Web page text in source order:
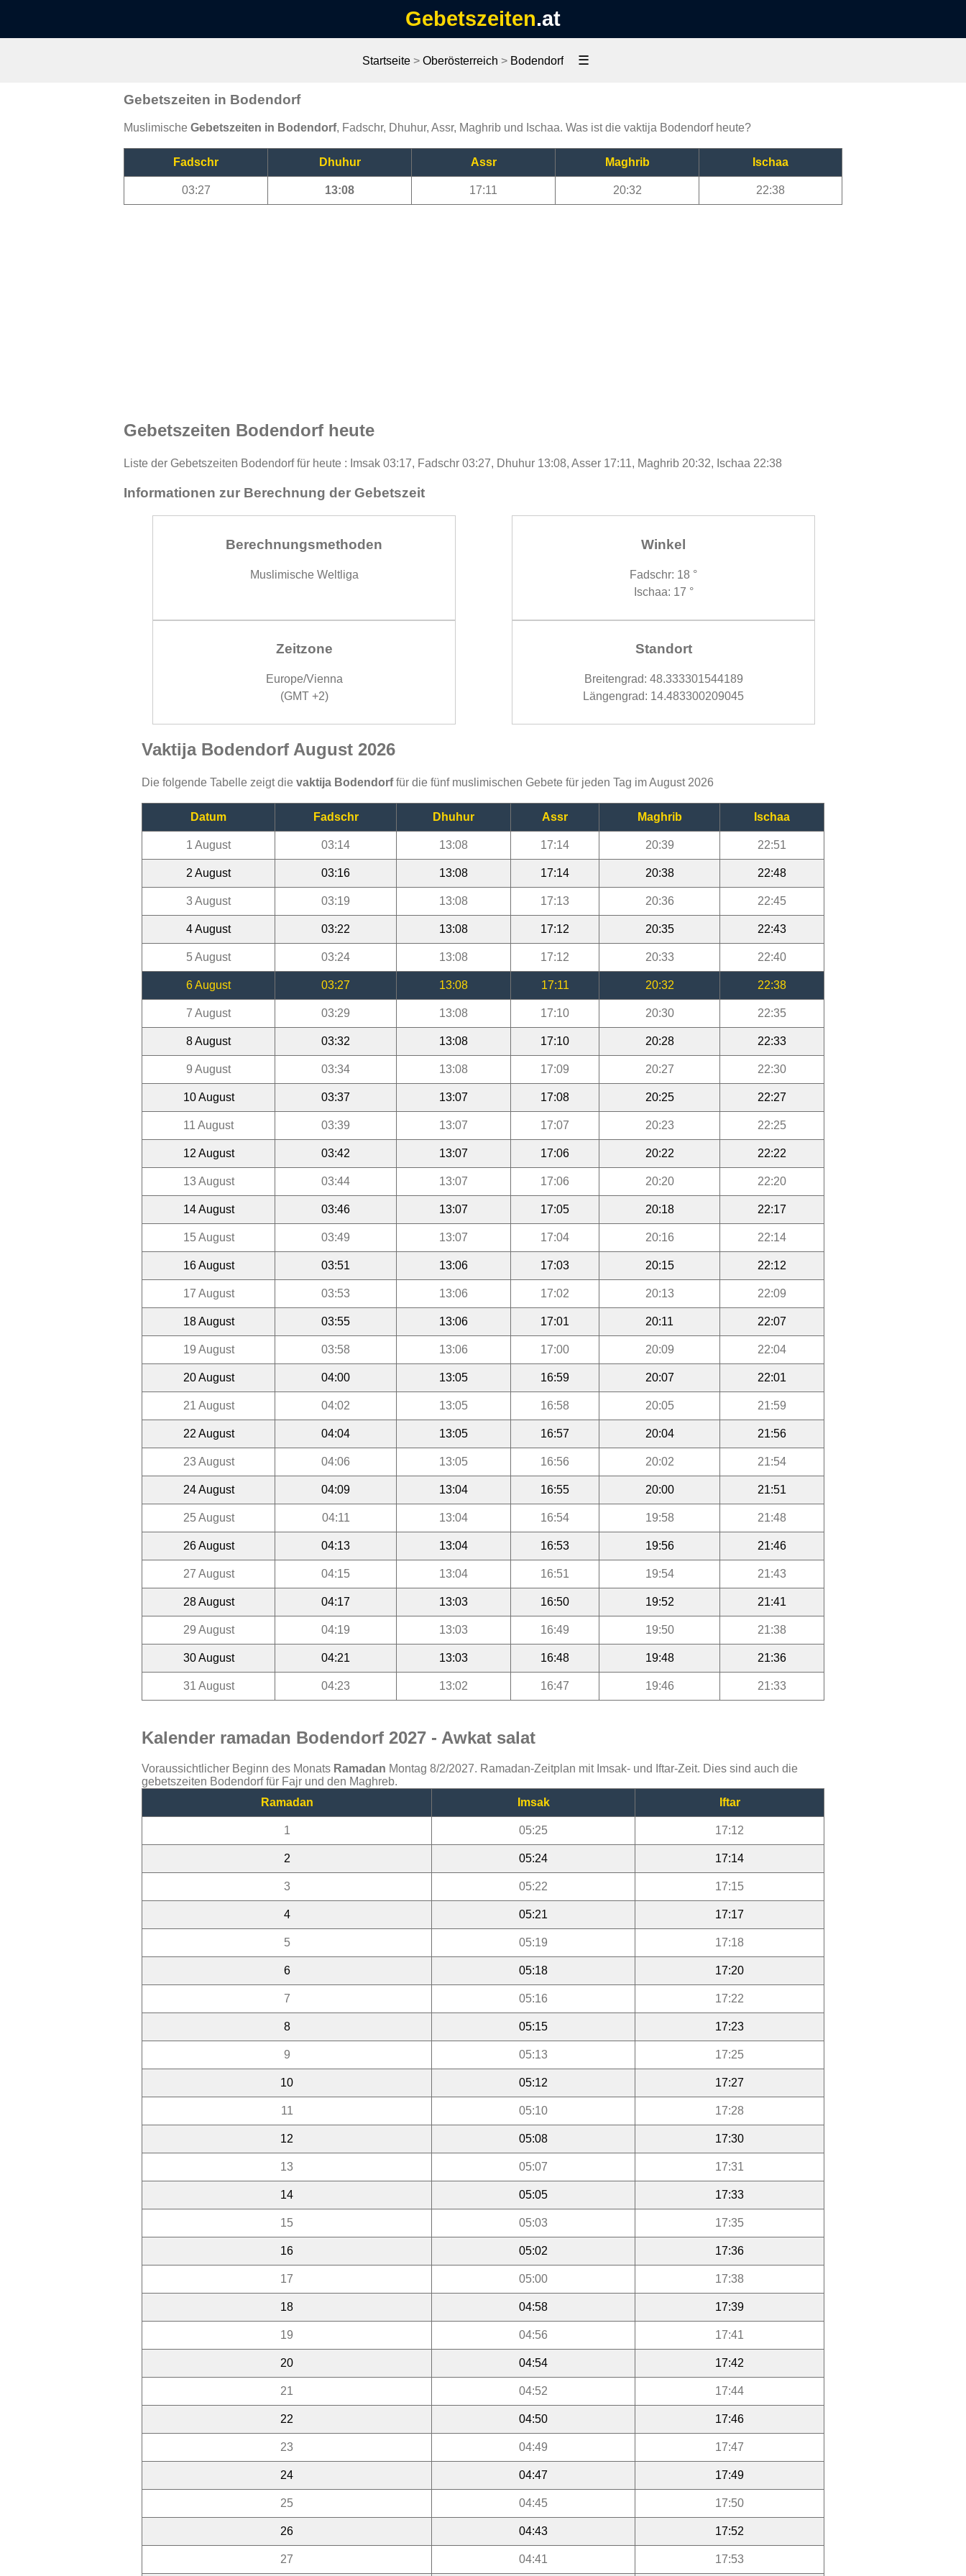
Gebetszeiten.at
Startseite > Oberösterreich > Bodendorf ☰
Gebetszeiten in Bodendorf
Muslimische Gebetszeiten in Bodendorf, Fadschr, Dhuhur, Assr, Maghrib und Ischaa. Was ist die vaktija Bodendorf heute?
Fadschr Dhuhur Assr Maghrib Ischaa
03:27 13:08 17:11 20:32 22:38
Gebetszeiten Bodendorf heute
Liste der Gebetszeiten Bodendorf für heute : Imsak 03:17, Fadschr 03:27, Dhuhur 13:08, Asser 17:11, Maghrib 20:32, Ischaa 22:38
Informationen zur Berechnung der Gebetszeit
Berechnungsmethoden
Muslimische Weltliga
Winkel
Fadschr: 18 °
Ischaa: 17 °
Zeitzone
Europe/Vienna
(GMT +2)
Standort
Breitengrad: 48.333301544189
Längengrad: 14.483300209045
Vaktija Bodendorf August 2026
Die folgende Tabelle zeigt die vaktija Bodendorffür die fünf muslimischen Gebete für jeden Tag im August 2026
Datum Fadschr Dhuhur Assr Maghrib Ischaa
1 August 03:14 13:08 17:14 20:39 22:51
2 August 03:16 13:08 17:14 20:38 22:48
3 August 03:19 13:08 17:13 20:36 22:45
4 August 03:22 13:08 17:12 20:35 22:43
5 August 03:24 13:08 17:12 20:33 22:40
6 August 03:27 13:08 17:11 20:32 22:38
7 August 03:29 13:08 17:10 20:30 22:35
8 August 03:32 13:08 17:10 20:28 22:33
9 August 03:34 13:08 17:09 20:27 22:30
10 August 03:37 13:07 17:08 20:25 22:27
11 August 03:39 13:07 17:07 20:23 22:25
12 August 03:42 13:07 17:06 20:22 22:22
13 August 03:44 13:07 17:06 20:20 22:20
14 August 03:46 13:07 17:05 20:18 22:17
15 August 03:49 13:07 17:04 20:16 22:14
16 August 03:51 13:06 17:03 20:15 22:12
17 August 03:53 13:06 17:02 20:13 22:09
18 August 03:55 13:06 17:01 20:11 22:07
19 August 03:58 13:06 17:00 20:09 22:04
20 August 04:00 13:05 16:59 20:07 22:01
21 August 04:02 13:05 16:58 20:05 21:59
22 August 04:04 13:05 16:57 20:04 21:56
23 August 04:06 13:05 16:56 20:02 21:54
24 August 04:09 13:04 16:55 20:00 21:51
25 August 04:11 13:04 16:54 19:58 21:48
26 August 04:13 13:04 16:53 19:56 21:46
27 August 04:15 13:04 16:51 19:54 21:43
28 August 04:17 13:03 16:50 19:52 21:41
29 August 04:19 13:03 16:49 19:50 21:38
30 August 04:21 13:03 16:48 19:48 21:36
31 August 04:23 13:02 16:47 19:46 21:33
Kalender ramadan Bodendorf 2027 - Awkat salat
Voraussichtlicher Beginn des Monats Ramadan Montag 8/2/2027. Ramadan-Zeitplan mit Imsak- und Iftar-Zeit. Dies sind auch die
gebetszeiten Bodendorf für Fajr und den Maghreb.
Ramadan
Imsak Iftar
1 05:25 17:12
2 05:24 17:14
3 05:22 17:15
4 05:21 17:17
5 05:19 17:18
6 05:18 17:20
7 05:16 17:22
8 05:15 17:23
9 05:13 17:25
10 05:12 17:27
11 05:10 17:28
12 05:08 17:30
13 05:07 17:31
14 05:05 17:33
15 05:03 17:35
16 05:02 17:36
17 05:00 17:38
18 04:58 17:39
19 04:56 17:41
20 04:54 17:42
21 04:52 17:44
22 04:50 17:46
23 04:49 17:47
24 04:47 17:49
25 04:45 17:50
26 04:43 17:52
27 04:41 17:53